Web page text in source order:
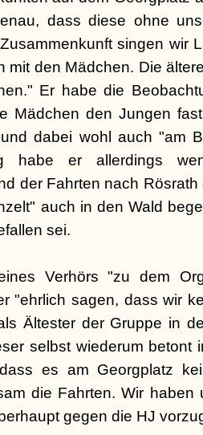
dass diese ohne
singen wir
mit den Mädchen. Die
Er habe die
Mädchen den Jungen
dabei wohl auch "am
habe er allerdings
der Fahrten nach
auch in den Wald
sei.
Verhörs "zu dem
"ehrlich sagen, dass wir
Ältester der Gruppe in
selbst wiederum betont
es am Georgplatz
die Fahrten. Wir
gegen die HJ